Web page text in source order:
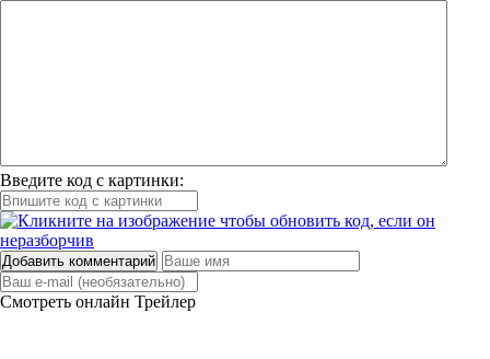
Введите код с картинки:
Добавить комментарий
Смотреть онлайн Трейлер